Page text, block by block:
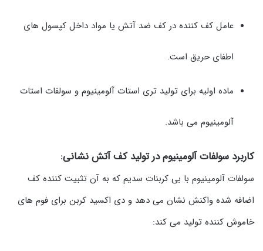
عامل کف کننده در کف ضد آتش یا مواد داخل کپسول های
اطفای حریق است.
ماده اولیه برای تولید تری استات آلومینیوم و سولفات استات
آلومینیوم می باشد.
کاربرد سولفات آلومینیوم در تولید کف آتش نشانی:
سولفات آلومینیوم با بی کربنات سدیم که به آن تثبیت کننده کف
اضافه شده واکنش نشان می دهد و دی اکسید کربن برای فوم های
خاموش کننده تولید می کند: